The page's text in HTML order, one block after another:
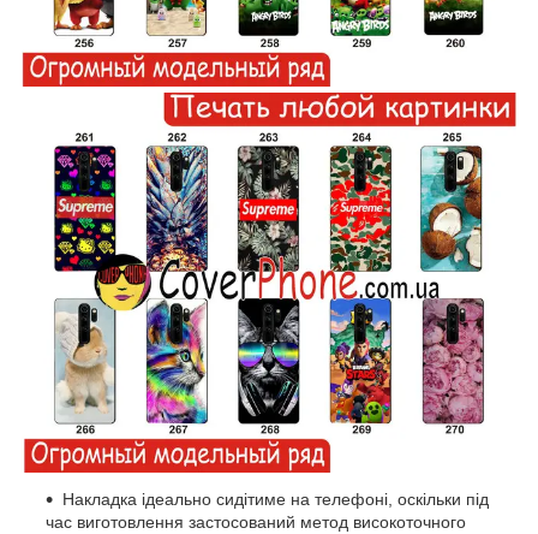
Накладка ідеально сидітиме на телефоні, оскільки під
час виготовлення застосований метод високоточного